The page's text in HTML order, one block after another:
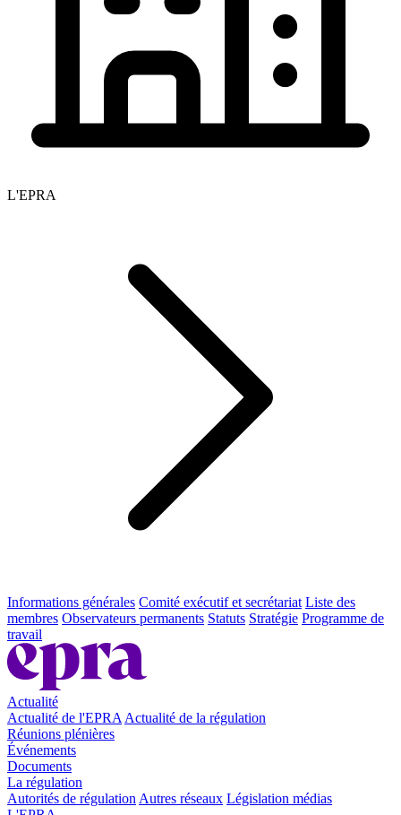
L'EPRA
Informations générales Comité exécutif et secrétariat Liste des
membres Observateurs permanents Statuts Stratégie Programme de
travail
Actualité
Actualité de l'EPRA Actualité de la régulation
Réunions plénières
Événements
Documents
La régulation
Autorités de régulation Autres réseaux Législation médias